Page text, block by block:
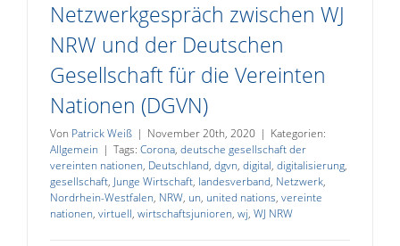
Netzwerkgespräch zwischen WJ
NRW und der Deutschen
Gesellschaft für die Vereinten
Nationen (DGVN)
Von Patrick Weiß | November 20th, 2020 | Kategorien:
Allgemein | Tags: Corona, deutsche gesellschaft der
vereinten nationen, Deutschland, dgvn, digital, digitalisierung,
gesellschaft, Junge Wirtschaft, landesverband, Netzwerk,
Nordrhein-Westfalen, NRW, un, united nations, vereinte
nationen, virtuell, wirtschaftsjunioren, wj, WJ NRW